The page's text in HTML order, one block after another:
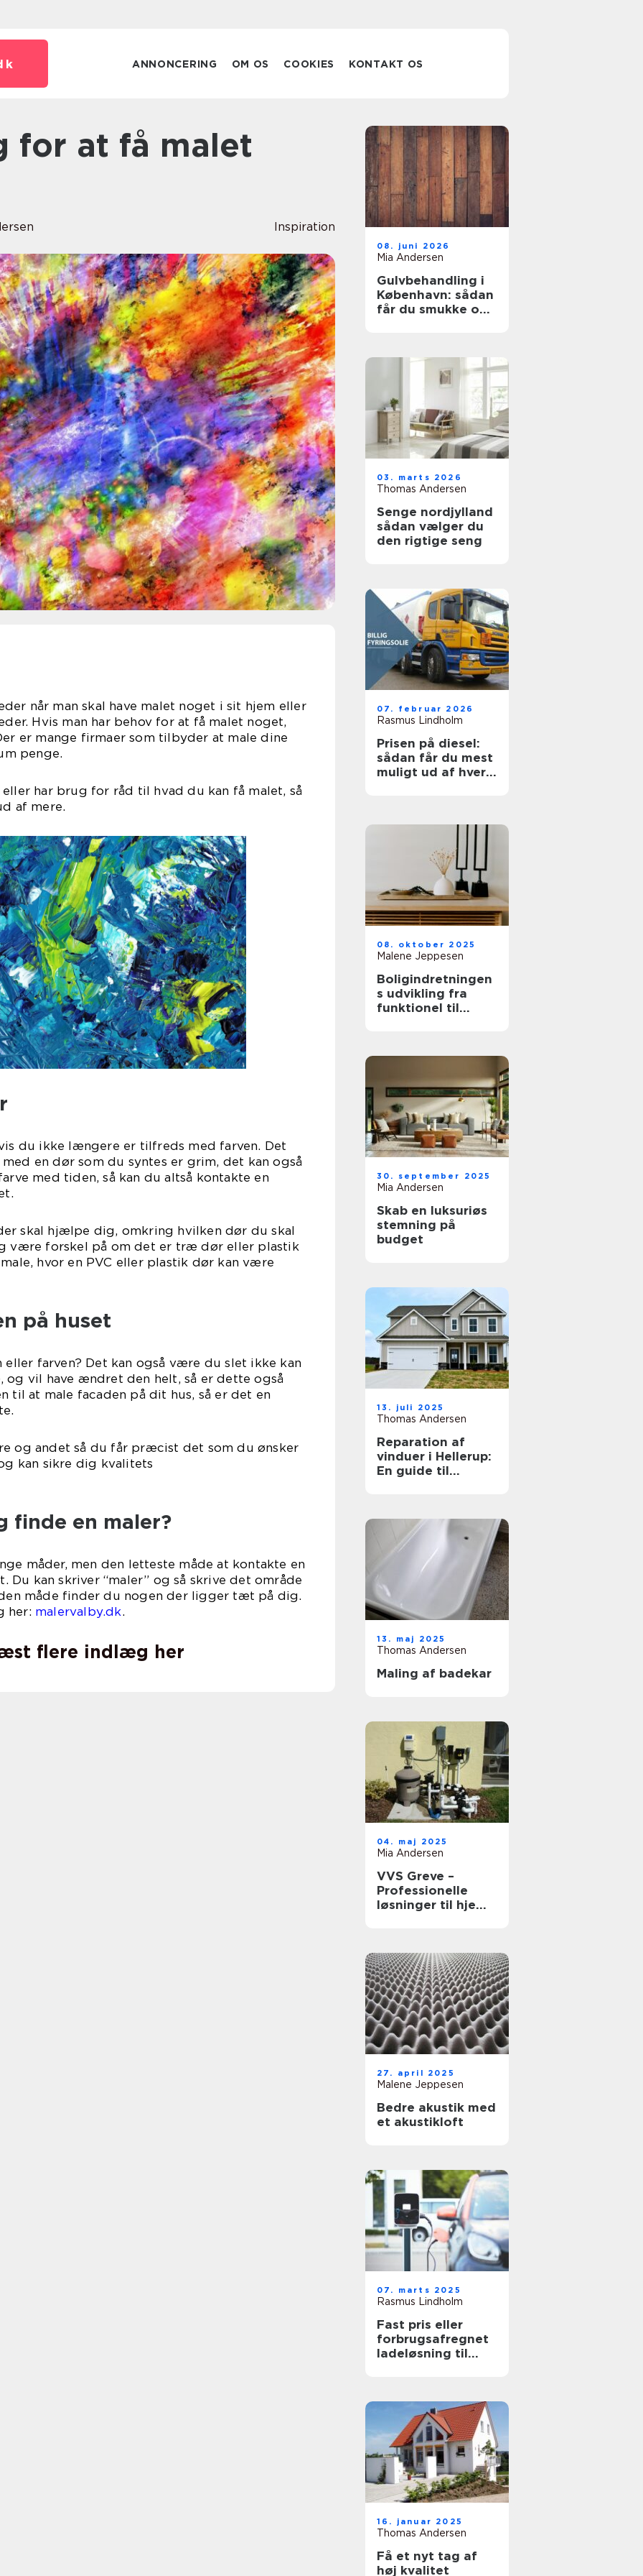
ANNONCERING OM OS COOKIES KONTAKT OS
Inspiration
når man skal have malet noget i sit hjem eller
Hvis man har behov for at få malet noget,
er mange firmaer som tilbyder at male dine
penge.
har brug for råd til hvad du kan få malet, så
af mere.
du ikke længere er tilfreds med farven. Det
en dør som du syntes er grim, det kan også
med tiden, så kan du altså kontakte en
skal hjælpe dig, omkring hvilken dør du skal
være forskel på om det er træ dør eller plastik
hvor en PVC eller plastik dør kan være
på huset
eller farven? Det kan også være du slet ikke kan
og vil have ændret den helt, så er dette også
til at male facaden på dit hus, så er det en
og andet så du får præcist det som du ønsker
kan sikre dig kvalitets
finde en maler?
måder, men den letteste måde at kontakte en
Du kan skriver “maler” og så skrive det område
måde finder du nogen der ligger tæt på dig.
her: malervalby.dk.
flere indlæg her
08. juni 2026
Mia Andersen
Gulvbehandling i
København: sådan
får du smukke og
03. marts 2026
Thomas Andersen
Senge nordjylland
sådan vælger du
den rigtige seng
07. februar 2026
Rasmus Lindholm
Prisen på diesel:
sådan får du mest
muligt ud af hver
08. oktober 2025
Malene Jeppesen
Boligindretningen
s udvikling fra
funktionel til
30. september 2025
Mia Andersen
Skab en luksuriøs
stemning på
budget
13. juli 2025
Thomas Andersen
Reparation af
vinduer i Hellerup:
En guide til
13. maj 2025
Thomas Andersen
Maling af badekar
04. maj 2025
Mia Andersen
VVS Greve –
Professionelle
løsninger til hjem
27. april 2025
Malene Jeppesen
Bedre akustik med
et akustikloft
07. marts 2025
Rasmus Lindholm
Fast pris eller
forbrugsafregnet
ladeløsning til
16. januar 2025
Thomas Andersen
Få et nyt tag af
høj kvalitet